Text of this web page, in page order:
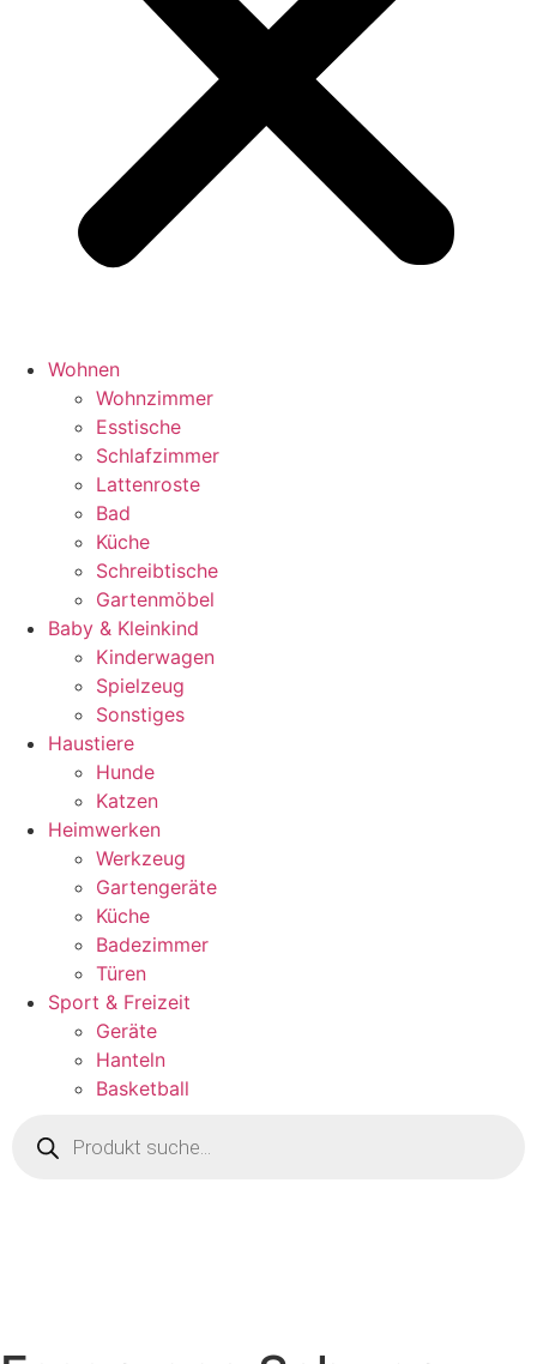
Wohnen
Wohnzimmer
Esstische
Schlafzimmer
Lattenroste
Bad
Küche
Schreibtische
Gartenmöbel
Baby & Kleinkind
Kinderwagen
Spielzeug
Sonstiges
Haustiere
Hunde
Katzen
Heimwerken
Werkzeug
Gartengeräte
Küche
Badezimmer
Türen
Sport & Freizeit
Geräte
Hanteln
Basketball
search